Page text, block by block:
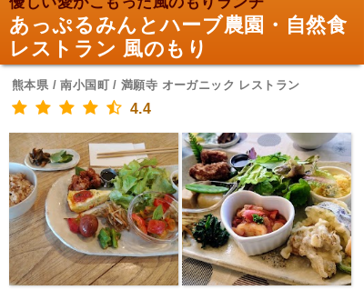
あっぷるみんとハーブ農園・自然食
レストラン 風のもり
熊本県 / 南小国町 / 満願寺 オーガニック レストラン
4.4